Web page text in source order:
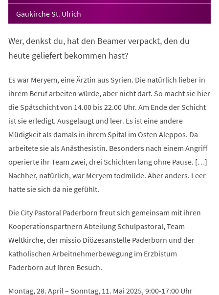
Gaukirche St. Ulrich
Wer, denkst du, hat den Beamer verpackt, den du
heute geliefert bekommen hast?
Es war Meryem, eine Ärztin aus Syrien. Die natürlich lieber in
ihrem Beruf arbeiten würde, aber nicht darf. So macht sie hier
die Spätschicht von 14.00 bis 22.00 Uhr. Am Ende der Schicht
ist sie erledigt. Ausgelaugt und leer. Es ist eine andere
Müdigkeit als damals in ihrem Spital im Osten Aleppos. Da
arbeitete sie als Anästhesistin. Besonders nach einem Angriff
operierte ihr Team zwei, drei Schichten lang ohne Pause. […]
Nachher, natürlich, war Meryem todmüde. Aber anders. Leer
hatte sie sich da nie gefühlt.
Die City Pastoral Paderborn freut sich gemeinsam mit ihren
Kooperationspartnern Abteilung Schulpastoral, Team
Weltkirche, der missio Diözesanstelle Paderborn und der
katholischen Arbeitnehmerbewegung im Erzbistum
Paderborn auf Ihren Besuch.
Montag, 28. April – Sonntag, 11. Mai 2025, 9:00-17:00 Uhr